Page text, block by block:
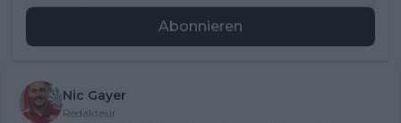
Abonnieren
Nic Gayer
Redakteur